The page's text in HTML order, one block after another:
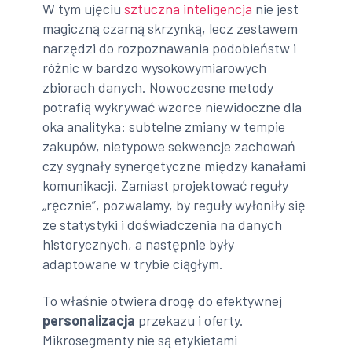
W tym ujęciusztuczna inteligencja nie jest
magiczną czarną skrzynką, lecz zestawem
narzędzi do rozpoznawania podobieństw i
różnic w bardzo wysokowymiarowych
zbiorach danych. Nowoczesne metody
potrafią wykrywać wzorce niewidoczne dla
oka analityka: subtelne zmiany w tempie
zakupów, nietypowe sekwencje zachowań
czy sygnały synergetyczne między kanałami
komunikacji. Zamiast projektować reguły
„ręcznie”, pozwalamy, by reguły wyłoniły się
ze statystyki i doświadczenia na danych
historycznych, a następnie były
adaptowane w trybie ciągłym.
To właśnie otwiera drogę do efektywnej
personalizacja przekazu i oferty.
Mikrosegmenty nie są etykietami